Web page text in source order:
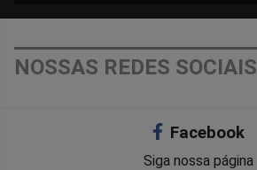
NOSSAS REDES SOCIAIS
Facebook
Siga nossa página